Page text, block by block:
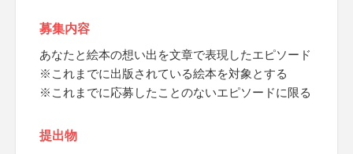
募集内容
あなたと絵本の想い出を文章で表現したエピソード
※これまでに出版されている絵本を対象とする
※これまでに応募したことのないエピソードに限る
提出物